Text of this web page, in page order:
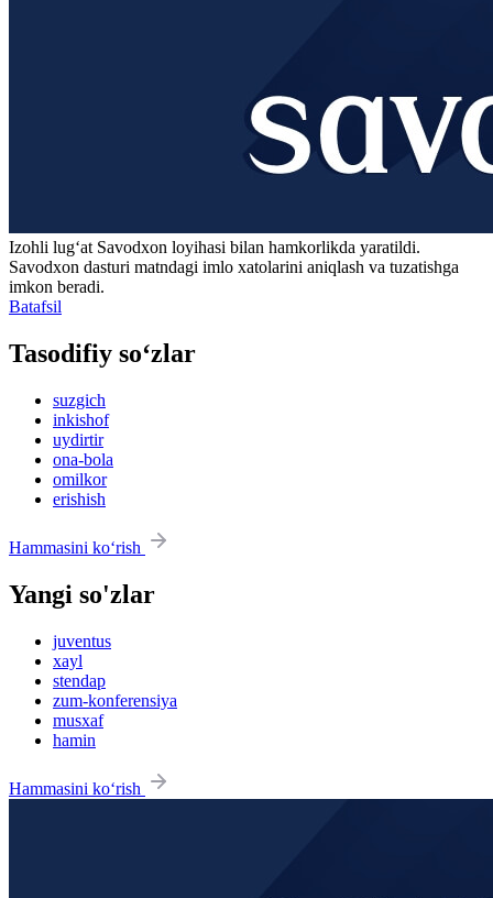
Izohli lugʻat Savodxon loyihasi bilan hamkorlikda yaratildi.
Savodxon dasturi matndagi imlo xatolarini aniqlash va tuzatishga
imkon beradi.
Batafsil
Tasodifiy so‘zlar
suzgich
inkishof
uydirtir
ona-bola
omilkor
erishish
Hammasini ko‘rish
Yangi so'zlar
juventus
xayl
stendap
zum-konferensiya
musxaf
hamin
Hammasini ko‘rish